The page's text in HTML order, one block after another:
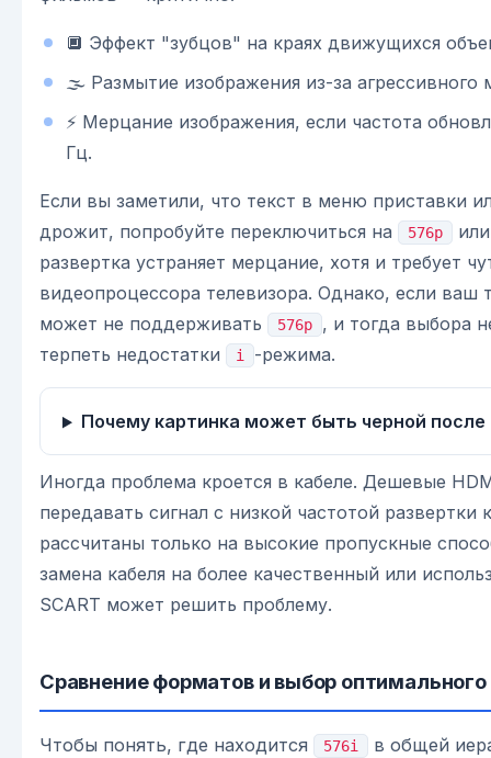
🔲 Эффект "зубцов" на краях движущихся
🌫️ Размытие изображения из-за агрессивного
⚡ Мерцание изображения, если частота
Гц.
Если вы заметили, что текст в меню приставки
дрожит, попробуйте переключиться на
576p
развертка устраняет мерцание, хотя и требует
видеопроцессора телевизора. Однако, если ваш
может не поддерживать
576p
, и тогда выбора
терпеть недостатки
i -режима.
Почему картинка может быть черной
Иногда проблема кроется в кабеле. Дешевые
передавать сигнал с низкой частотой развертки
рассчитаны только на высокие пропускные
замена кабеля на более качественный или
SCART может решить проблему.
Сравнение форматов и выбор оптимального
Чтобы понять, где находится 576i
в общей